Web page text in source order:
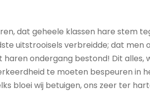
dat geheele klassen hare stem
uitstrooisels verbreidde; dat men
ondergang bestond! Dit alles,
te moeten bespeuren in
bloei wij betuigen, ons zeer ter